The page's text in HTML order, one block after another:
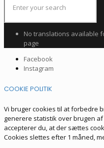
No translations available
page
Facebook
Instagram
COOKIE POLITIK
Vi bruger cookies til at forbedre
generere statistik over brugen
accepterer du, at der sættes
Cookies slettes efter 1 måned,